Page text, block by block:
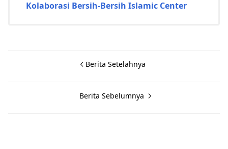
Kolaborasi Bersih-Bersih Islamic Center
Berita Setelahnya
Berita Sebelumnya